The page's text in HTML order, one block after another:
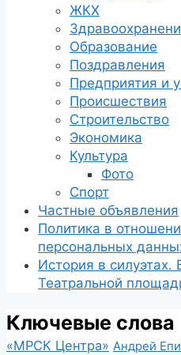
ЖКХ
Образование
Поздравления
Предприятия и
Происшествия
Строительство
Экономика
Культура
Фото
Спорт
Частные объявления
Политика в
персональных
История в силуэтах.
Театральной
Ключевые слова
«МРСК Центра» Андрей